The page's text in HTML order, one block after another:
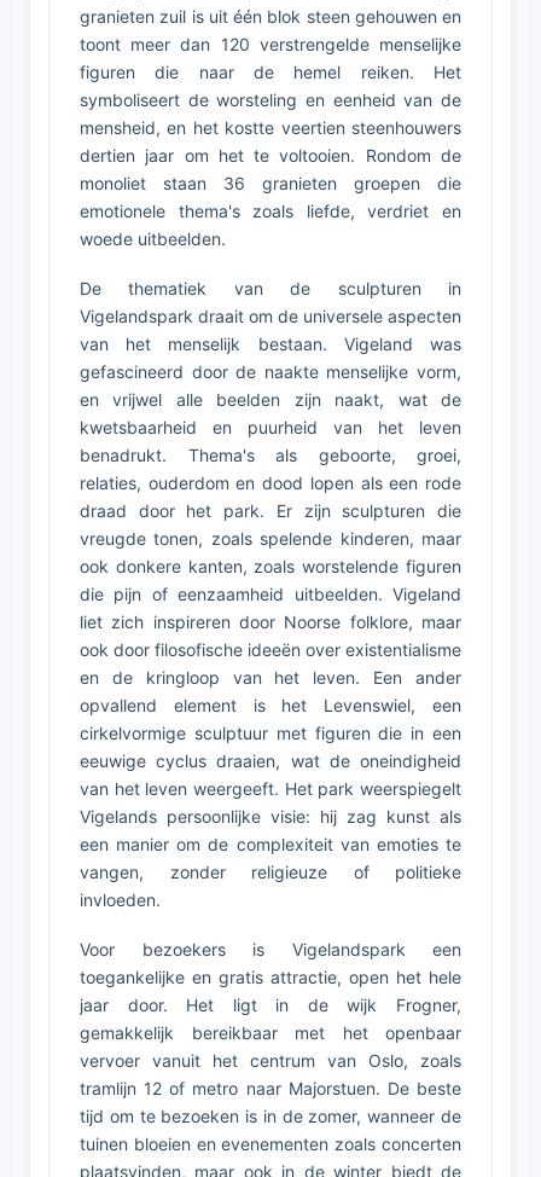
granieten zuil is uit één blok steen gehouwen en
toont meer dan 120 verstrengelde menselijke
figuren die naar de hemel reiken. Het
symboliseert de worsteling en eenheid van de
mensheid, en het kostte veertien steenhouwers
dertien jaar om het te voltooien. Rondom de
monoliet staan 36 granieten groepen die
emotionele thema's zoals liefde, verdriet en
woede uitbeelden.
De thematiek van de sculpturen in
Vigelandspark draait om de universele aspecten
van het menselijk bestaan. Vigeland was
gefascineerd door de naakte menselijke vorm,
en vrijwel alle beelden zijn naakt, wat de
kwetsbaarheid en puurheid van het leven
benadrukt. Thema's als geboorte, groei,
relaties, ouderdom en dood lopen als een rode
draad door het park. Er zijn sculpturen die
vreugde tonen, zoals spelende kinderen, maar
ook donkere kanten, zoals worstelende figuren
die pijn of eenzaamheid uitbeelden. Vigeland
liet zich inspireren door Noorse folklore, maar
ook door filosofische ideeën over existentialisme
en de kringloop van het leven. Een ander
opvallend element is het Levenswiel, een
cirkelvormige sculptuur met figuren die in een
eeuwige cyclus draaien, wat de oneindigheid
van het leven weergeeft. Het park weerspiegelt
Vigelands persoonlijke visie: hij zag kunst als
een manier om de complexiteit van emoties te
vangen, zonder religieuze of politieke
invloeden.
Voor bezoekers is Vigelandspark een
toegankelijke en gratis attractie, open het hele
jaar door. Het ligt in de wijk Frogner,
gemakkelijk bereikbaar met het openbaar
vervoer vanuit het centrum van Oslo, zoals
tramlijn 12 of metro naar Majorstuen. De beste
tijd om te bezoeken is in de zomer, wanneer de
tuinen bloeien en evenementen zoals concerten
plaatsvinden, maar ook in de winter biedt de